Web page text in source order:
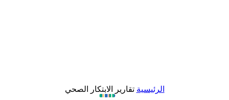
الرئيسية تقارير الابتكار الصحي